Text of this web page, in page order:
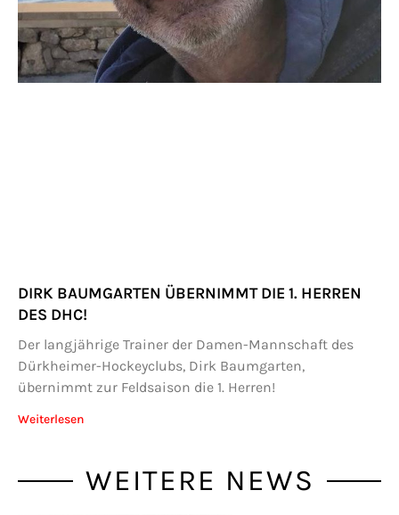
DIRK BAUMGARTEN ÜBERNIMMT DIE 1. HERREN
DES DHC!
Der langjährige Trainer der Damen-Mannschaft des
Dürkheimer-Hockeyclubs, Dirk Baumgarten,
übernimmt zur Feldsaison die 1. Herren!
Weiterlesen
WEITERE NEWS